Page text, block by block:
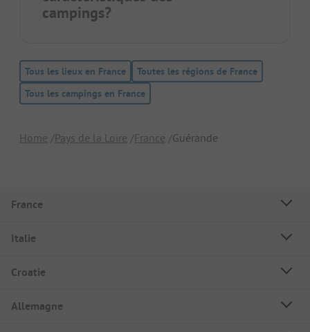
campings?
Tous les lieux en France
Toutes les régions de France
Tous les campings en France
Home Pays de la Loire France Guérande
France
Italie
Croatie
Allemagne